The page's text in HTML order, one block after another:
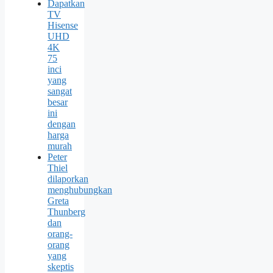
Dapatkan
TV
Hisense
UHD
4K
75
inci
yang
sangat
besar
ini
dengan
harga
murah
Peter
Thiel
dilaporkan
menghubungkan
Greta
Thunberg
dan
orang-
orang
yang
skeptis